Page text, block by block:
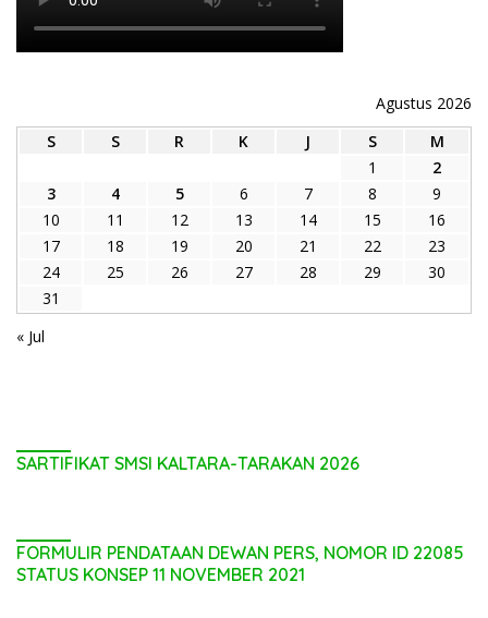
Agustus 2026
S
S R K J S
M
1
2
3
4 5 6 7 8
9
10
11 12 13 14 15
16
17
18 19 20 21 22
23
24
25 26 27 28 29
30
31
« Jul
SARTIFIKAT SMSI KALTARA-TARAKAN 2026
FORMULIR PENDATAAN DEWAN PERS, NOMOR ID 22085
STATUS KONSEP 11 NOVEMBER 2021